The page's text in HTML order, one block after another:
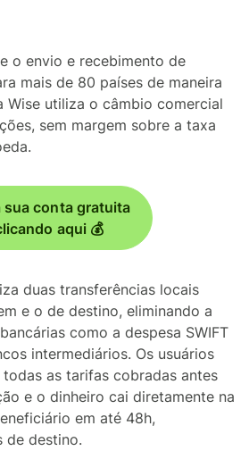
o envio e recebimento de
mais de 80 países de maneira
Wise utiliza o câmbio comercial
sem margem sobre a taxa
sua conta gratuita
aqui 💰
duas transferências locais
e o de destino, eliminando a
como a despesa SWIFT
intermediários. Os usuários
as tarifas cobradas antes
e o dinheiro cai diretamente na
em até 48h,
de destino.